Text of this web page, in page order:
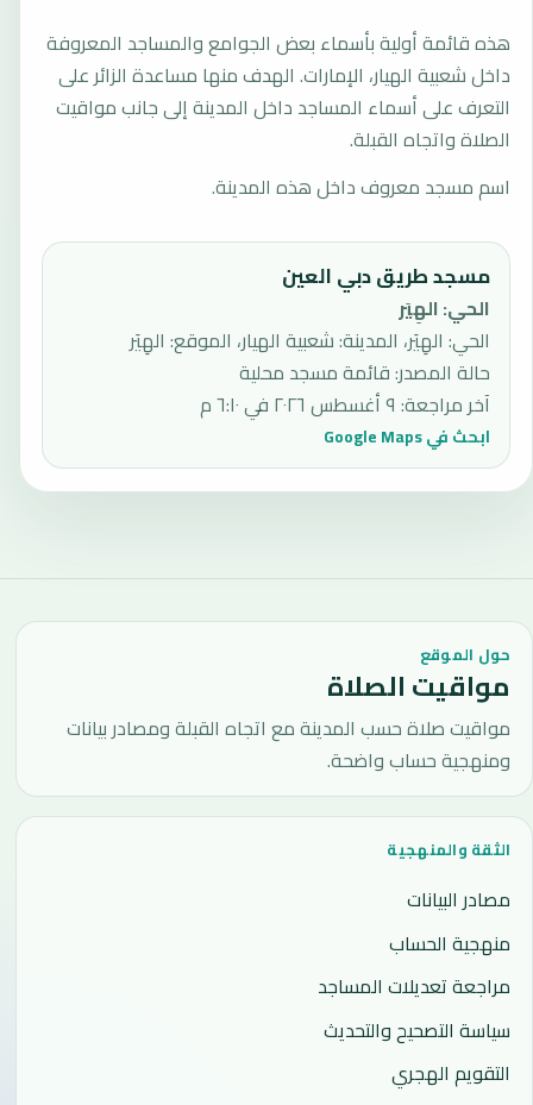
هذه قائمة أولية بأسماء بعض الجوامع والمساجد المعروفة
داخل شعبية الهيار، الإمارات. الهدف منها مساعدة الزائر على
التعرف على أسماء المساجد داخل المدينة إلى جانب مواقيت
الصلاة واتجاه القبلة.
اسم مسجد معروف داخل هذه المدينة.
مسجد طريق دبي العين
الحي:الهِيَر
الحي: الهِيَر، المدينة: شعبية الهيار، الموقع: الهِيَر
حالة المصدر:قائمة مسجد محلية
آخر مراجعة: ٩ أغسطس ٢٠٢٦ في ٦:١٠ م
ابحث في Google Maps
حول الموقع
مواقيت الصلاة
مواقيت صلاة حسب المدينة مع اتجاه القبلة ومصادر بيانات
ومنهجية حساب واضحة.
الثقة والمنهجية
مصادر البيانات
منهجية الحساب
مراجعة تعديلات المساجد
سياسة التصحيح والتحديث
التقويم الهجري